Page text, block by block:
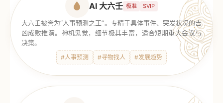
AI 大六壬 极准 SVIP
大六壬被誉为“人事预测之王”。专精于具体事件、突发状况的吉
凶成败推演。神机鬼觉，细节极其丰富，适合短期重大会议与
决策。
#人事预测 #寻物找人 #发展趋势